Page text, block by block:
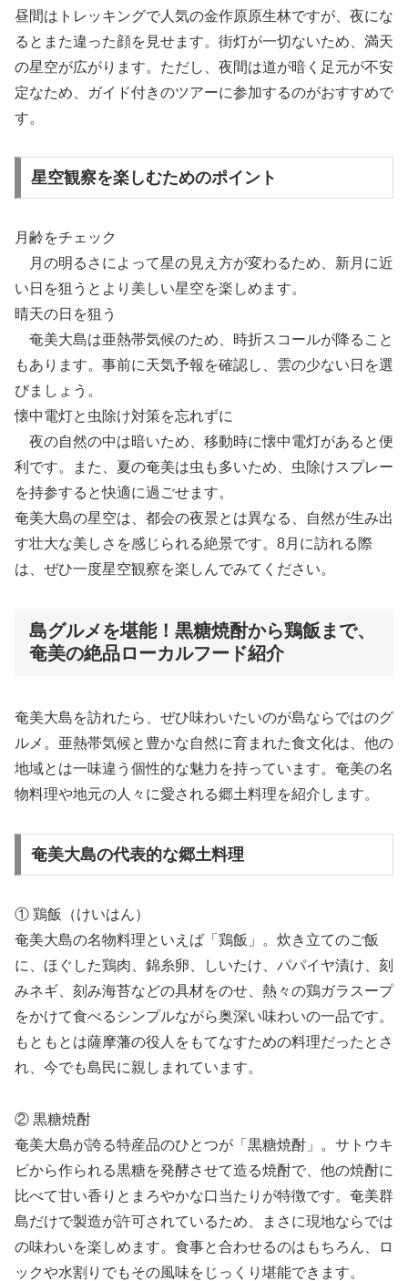
昼間はトレッキングで人気の金作原原生林ですが、夜にな
るとまた違った顔を見せます。街灯が一切ないため、満天
の星空が広がります。ただし、夜間は道が暗く足元が不安
定なため、ガイド付きのツアーに参加するのがおすすめで
す。
星空観察を楽しむためのポイント
月齢をチェック
月の明るさによって星の見え方が変わるため、新月に近
い日を狙うとより美しい星空を楽しめます。
晴天の日を狙う
奄美大島は亜熱帯気候のため、時折スコールが降ること
もあります。事前に天気予報を確認し、雲の少ない日を選
びましょう。
懐中電灯と虫除け対策を忘れずに
夜の自然の中は暗いため、移動時に懐中電灯があると便
利です。また、夏の奄美は虫も多いため、虫除けスプレー
を持参すると快適に過ごせます。
奄美大島の星空は、都会の夜景とは異なる、自然が生み出
す壮大な美しさを感じられる絶景です。8月に訪れる際
は、ぜひ一度星空観察を楽しんでみてください。
島グルメを堪能！黒糖焼酎から鶏飯まで、
奄美の絶品ローカルフード紹介
奄美大島を訪れたら、ぜひ味わいたいのが島ならではのグ
ルメ。亜熱帯気候と豊かな自然に育まれた食文化は、他の
地域とは一味違う個性的な魅力を持っています。奄美の名
物料理や地元の人々に愛される郷土料理を紹介します。
奄美大島の代表的な郷土料理
① 鶏飯（けいはん）
奄美大島の名物料理といえば「鶏飯」。炊き立てのご飯
に、ほぐした鶏肉、錦糸卵、しいたけ、パパイヤ漬け、刻
みネギ、刻み海苔などの具材をのせ、熱々の鶏ガラスープ
をかけて食べるシンプルながら奥深い味わいの一品です。
もともとは薩摩藩の役人をもてなすための料理だったとさ
れ、今でも島民に親しまれています。
② 黒糖焼酎
奄美大島が誇る特産品のひとつが「黒糖焼酎」。サトウキ
ビから作られる黒糖を発酵させて造る焼酎で、他の焼酎に
比べて甘い香りとまろやかな口当たりが特徴です。奄美群
島だけで製造が許可されているため、まさに現地ならでは
の味わいを楽しめます。食事と合わせるのはもちろん、ロ
ックや水割りでもその風味をじっくり堪能できます。